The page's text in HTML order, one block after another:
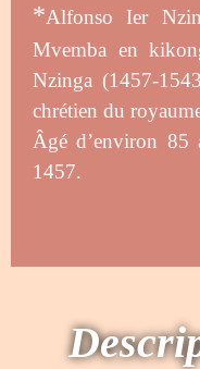
*Alfonso Ier
Mvemba en
Nzinga (1457-
chrétien du
Âgé d’environ 85
1457.